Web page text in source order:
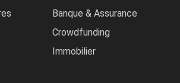
Banque & Assurance
Crowdfunding
Immobilier